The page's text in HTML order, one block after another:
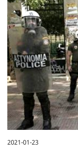
2021-01-23